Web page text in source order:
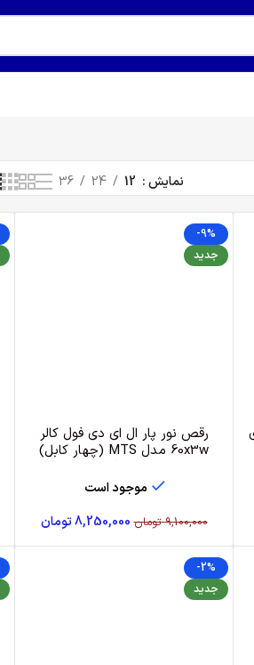
نمایش 12
24
36
-9%
جدید
رقص نور پار ال ای دی فول کالر
60x3w مدل MTS (چهار کابل)
پشت فلزی
موجود است
9,100,000 تومان 8,250,000تومان
-2%
جدید